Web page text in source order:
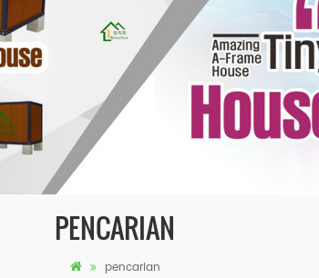
PENCARIAN
pencarian